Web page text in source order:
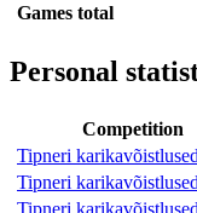
Games total
Personal
Competition
Tipneri
Tipneri